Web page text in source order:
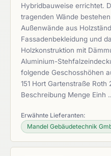
Hybridbauweise errichtet.
tragenden Wände
Außenwände aus
Fassadenbekleidung und
Holzkonstruktion mit
Aluminium-
folgende Geschosshöhen
151 Hort Gartenstraße
Beschreibung Menge Einh
Erwähnte Lieferanten:
Mandel Gebäudetechnik